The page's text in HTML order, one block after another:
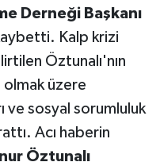
Derneği Başkanı
Kalp krizi
Öztunalı'nın
üzere
ve sosyal sorumluluk
Acı haberin
Öztunalı